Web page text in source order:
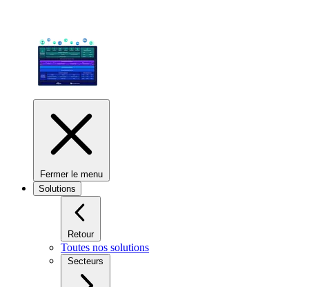
Fermer le menu
Solutions
Retour
Toutes nos solutions
Secteurs